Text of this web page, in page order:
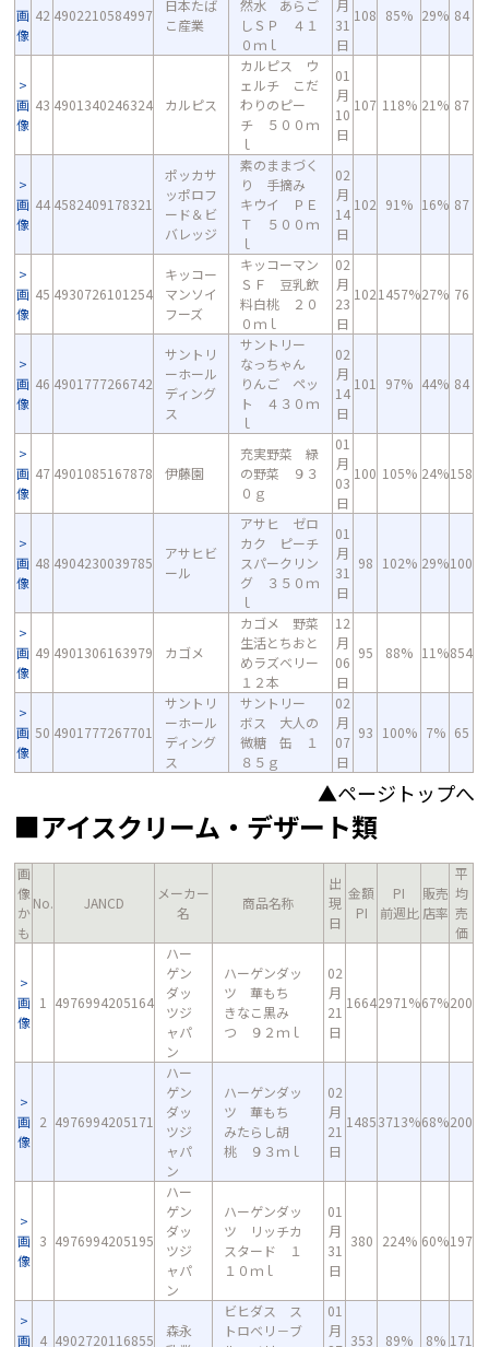
画
像
42 4902210584997
日本たば
こ産業
然水 あらご
しＳＰ ４１
０ｍｌ
月
31
日
108 85% 29% 84
画
像
43 4901340246324 カルピス
カルピス ウ
ェルチ こだ
わりのピー
チ ５００ｍ
ｌ
01
月
10
日
107 118% 21% 87
画
像
44 4582409178321
ポッカサ
ッポロフ
ード＆ビ
バレッジ
素のままづく
り 手摘み
キウイ ＰＥ
Ｔ ５００ｍ
ｌ
02
月
14
日
102 91% 16% 87
画
像
45 4930726101254
キッコー
マンソイ
フーズ
キッコーマン
ＳＦ 豆乳飲
料白桃 ２０
０ｍｌ
02
月
23
日
1021457%27% 76
画
像
46 4901777266742
サントリ
ーホール
ディング
ス
サントリー
なっちゃん
りんご ペッ
ト ４３０ｍ
ｌ
02
月
14
日
101 97% 44% 84
画
像
47 4901085167878 伊藤園
充実野菜 緑
の野菜 ９３
０ｇ
01
月
03
日
100 105% 24%158
画
像
48 4904230039785
アサヒビ
ール
アサヒ ゼロ
カク ピーチ
スパークリン
グ ３５０ｍ
ｌ
01
月
31
日
98 102% 29%100
画
像
49 4901306163979 カゴメ
カゴメ 野菜
生活とちおと
めラズベリー
１２本
12
月
06
日
95 88% 11%854
画
像
50 4901777267701
サントリ
ーホール
ディング
ス
サントリー
ボス 大人の
微糖 缶 １
８５ｇ
02
月
07
日
93 100% 7% 65
▲ページトップへ
■アイスクリーム・デザート類
画
像
か
も
No. JANCD
メーカー
名
商品名称
出
現
日
金額
PI
PI
前週比
販売
店率
平
均
売
価
画
像
1 4976994205164
ハー
ゲン
ダッ
ツジ
ャパ
ン
ハーゲンダッ
ツ 華もち
きなこ黒み
つ ９２ｍｌ
02
月
21
日
16642971%67%200
画
像
2 4976994205171
ハー
ゲン
ダッ
ツジ
ャパ
ン
ハーゲンダッ
ツ 華もち
みたらし胡
桃 ９３ｍｌ
02
月
21
日
14853713%68%200
画
像
3 4976994205195
ハー
ゲン
ダッ
ツジ
ャパ
ン
ハーゲンダッ
ツ リッチカ
スタード １
１０ｍｌ
01
月
31
日
380 224% 60%197
画 4 4902720116855
森永
ビヒダス ス
トロベリ－ブ
01
月
353 89% 8% 171